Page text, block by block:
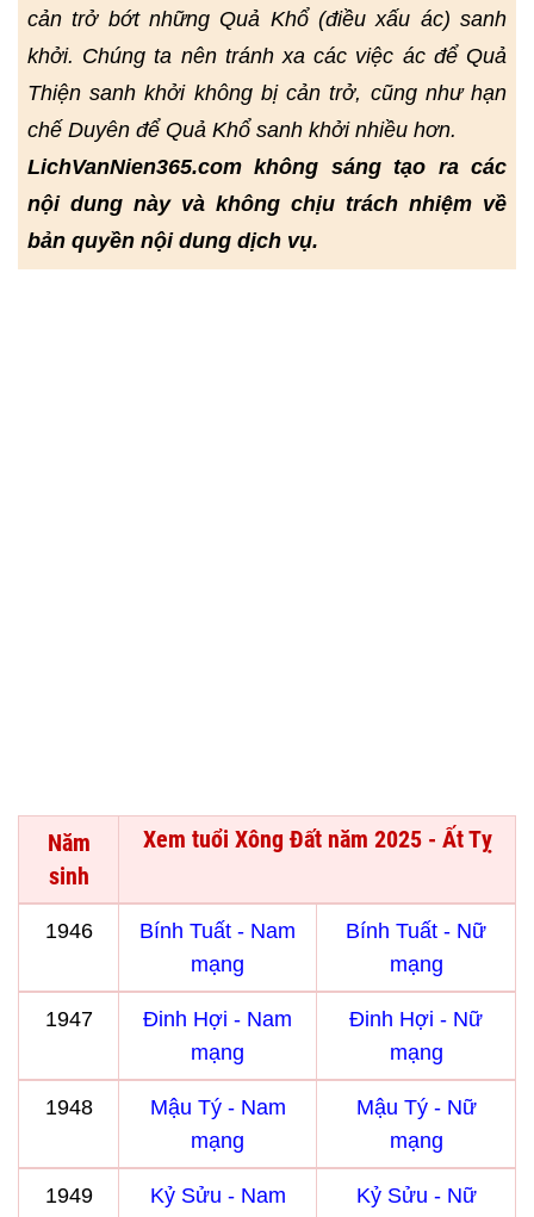
cản trở bớt những Quả Khổ (điều xấu ác) sanh
khởi. Chúng ta nên tránh xa các việc ác để Quả
Thiện sanh khởi không bị cản trở, cũng như hạn
chế Duyên để Quả Khổ sanh khởi nhiều hơn.
LichVanNien365.com không sáng tạo ra các
nội dung này và không chịu trách nhiệm về
bản quyền nội dung dịch vụ.
Năm
sinh
Xem tuổi Xông Đất năm 2025 - Ất Tỵ
1946
Bính Tuất - Nam
mạng
Bính Tuất - Nữ
mạng
1947
Đinh Hợi - Nam
mạng
Đinh Hợi - Nữ
mạng
1948
Mậu Tý - Nam
mạng
Mậu Tý - Nữ
mạng
1949
Kỷ Sửu - Nam
Kỷ Sửu - Nữ